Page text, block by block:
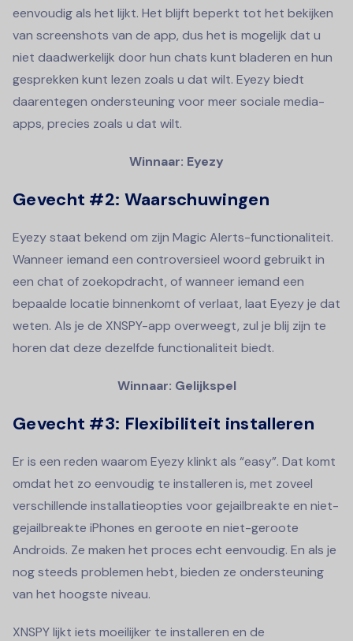
eenvoudig als het lijkt. Het blijft beperkt tot het bekijken
van screenshots van de app, dus het is mogelijk dat u
niet daadwerkelijk door hun chats kunt bladeren en hun
gesprekken kunt lezen zoals u dat wilt. Eyezy biedt
daarentegen ondersteuning voor meer sociale media-
apps, precies zoals u dat wilt.
Winnaar: Eyezy
Gevecht #2: Waarschuwingen
Eyezy staat bekend om zijn Magic Alerts-functionaliteit.
Wanneer iemand een controversieel woord gebruikt in
een chat of zoekopdracht, of wanneer iemand een
bepaalde locatie binnenkomt of verlaat, laat Eyezy je dat
weten. Als je de XNSPY-app overweegt, zul je blij zijn te
horen dat deze dezelfde functionaliteit biedt.
Winnaar: Gelijkspel
Gevecht #3: Flexibiliteit installeren
Er is een reden waarom Eyezy klinkt als “easy”. Dat komt
omdat het zo eenvoudig te installeren is, met zoveel
verschillende installatieopties voor gejailbreakte en niet-
gejailbreakte iPhones en geroote en niet-geroote
Androids. Ze maken het proces echt eenvoudig. En als je
nog steeds problemen hebt, bieden ze ondersteuning
van het hoogste niveau.
XNSPY lijkt iets moeilijker te installeren en de